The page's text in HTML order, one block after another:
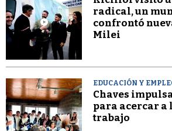
radical, un
confrontó
Milei
EDUCACIÓN Y
Chaves
para acercar a
trabajo